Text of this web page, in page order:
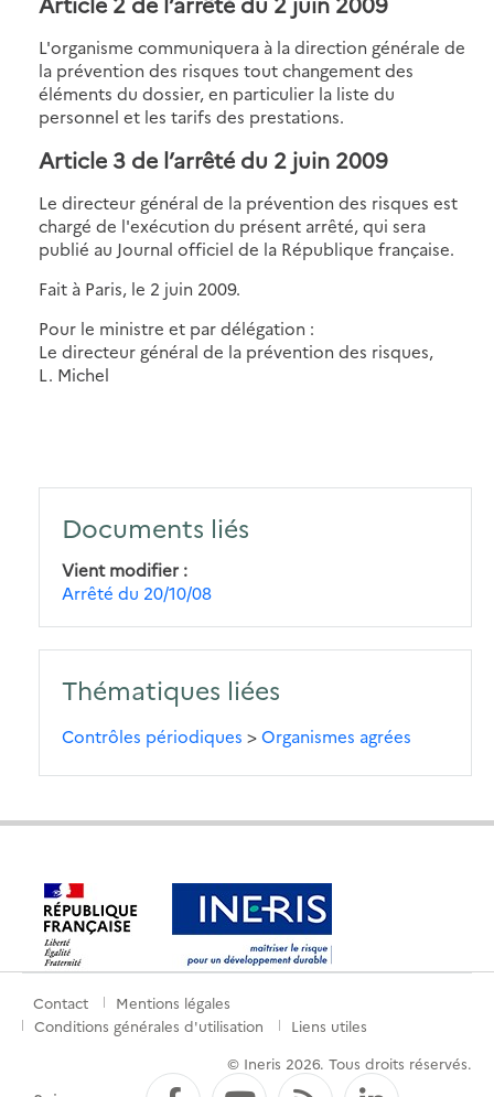
L'organisme communiquera à la direction générale de
la prévention des risques tout changement des
éléments du dossier, en particulier la liste du
personnel et les tarifs des prestations.
Article 3 de l’arrêté du 2 juin 2009
Le directeur général de la prévention des risques est
chargé de l'exécution du présent arrêté, qui sera
publié au Journal officiel de la République française.
Fait à Paris, le 2 juin 2009.
Pour le ministre et par délégation :
Le directeur général de la prévention des risques,
L. Michel
Documents liés
Vient modifier
Arrêté du 20/10/08
Thématiques liées
Contrôles périodiques >Organismes agrées
Menu
Contact
Mentions légales
Conditions générales d'utilisation
Liens utiles
© Ineris 2026. Tous droits réservés.